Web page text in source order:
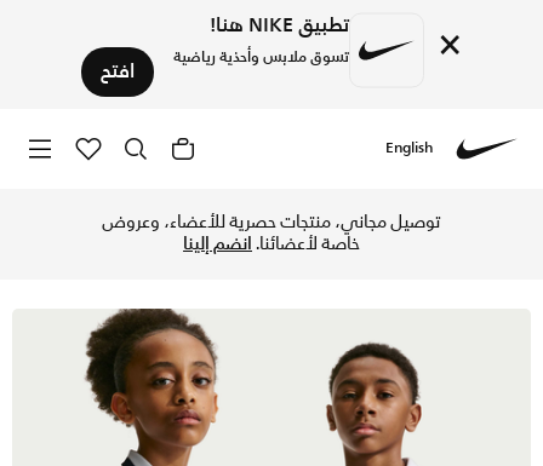
× تطبيق NIKE هنا!
تسوق ملابس وأحذية رياضية افتح
English
توصيل مجاني، منتجات حصرية للأعضاء، وعروض
خاصة لأعضائنا.انضم إلينا